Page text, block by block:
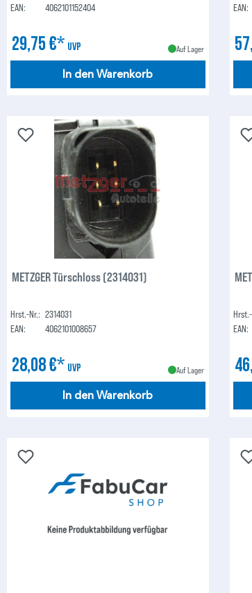
EAN:
4062101152404
29,75 €* UVP Auf Lager
In den Warenkorb
EAN:
METZGER Türschloss (2314031)
Hrst.-Nr.: 2314031
EAN:
4062101008657
28,08 €* UVP Auf Lager
In den Warenkorb
EAN: